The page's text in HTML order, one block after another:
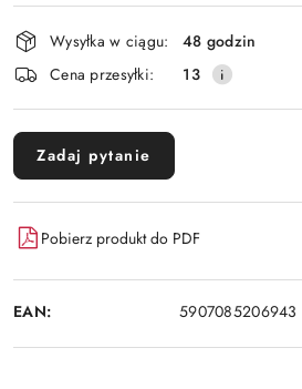
Dostępność
i
dostawa
Wysyłka w ciągu:
48 godzin
Cena przesyłki:
13
Zadaj pytanie
Pobierz produkt do PDF
EAN: 5907085206943